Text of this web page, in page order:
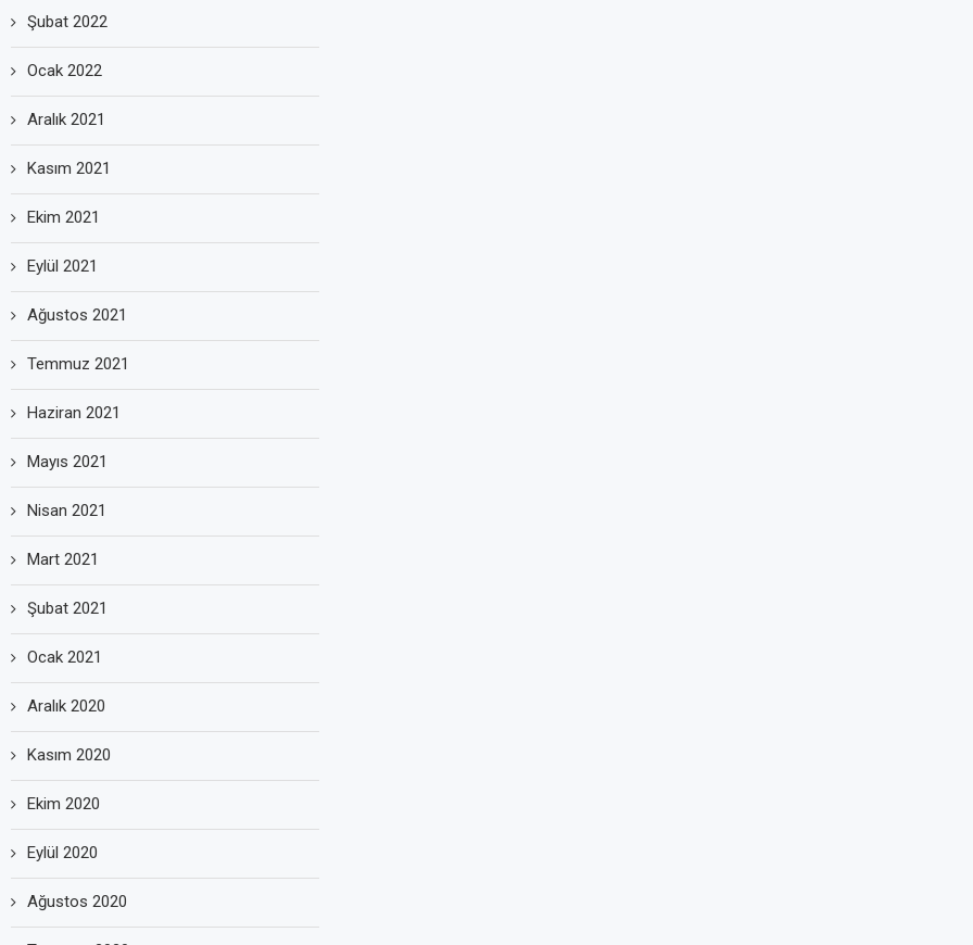
Şubat 2022
Ocak 2022
Aralık 2021
Kasım 2021
Ekim 2021
Eylül 2021
Ağustos 2021
Temmuz 2021
Haziran 2021
Mayıs 2021
Nisan 2021
Mart 2021
Şubat 2021
Ocak 2021
Aralık 2020
Kasım 2020
Ekim 2020
Eylül 2020
Ağustos 2020